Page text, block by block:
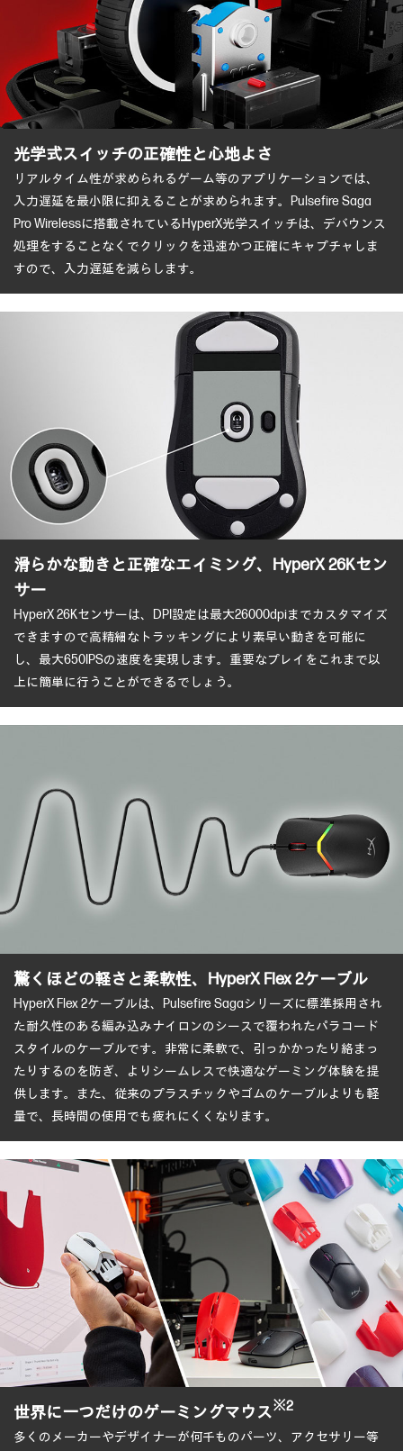
光学式スイッチの正確性と心地よさ
リアルタイム性が求められるゲーム等のアプリケーションでは、
入力遅延を最小限に抑えることが求められます。Pulsefire Saga
Pro Wirelessに搭載されているHyperX光学スイッチは、デバウンス
処理をすることなくでクリックを迅速かつ正確にキャプチャしま
すので、入力遅延を減らします。
滑らかな動きと正確なエイミング、 HyperX 26Kセン
サー
HyperX 26Kセンサーは、DPI設定は最大26000dpiまでカスタマイズ
できますので高精細なトラッキングにより素早い動きを可能に
し、最大650IPSの速度を実現します。重要なプレイをこれまで以
上に簡単に行うことができるでしょう。
驚くほどの軽さと柔軟性、 HyperX Flex 2ケーブル
HyperX Flex 2ケーブルは、Pulsefire Sagaシリーズに標準採用され
た耐久性のある編み込みナイロンのシースで覆われたパラコード
スタイルのケーブルです。非常に柔軟で、引っかかったり絡まっ
たりするのを防ぎ、よりシームレスで快適なゲーミング体験を提
供します。また、従来のプラスチックやゴムのケーブルよりも軽
量で、長時間の使用でも疲れにくくなります。
世界に一つだけのゲーミングマウス※2
多くのメーカーやデザイナーが何千ものパーツ、アクセサリー等